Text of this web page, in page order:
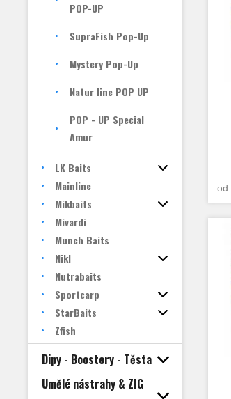
POP-UP
SupraFish Pop-Up
Mystery Pop-Up
Natur line POP UP
POP - UP Special
Amur
LK Baits
Mainline
Mikbaits
Mivardi
Munch Baits
Nikl
Nutrabaits
Sportcarp
StarBaits
Zfish
Dipy - Boostery - Těsta
Umělé nástrahy & ZIG
od